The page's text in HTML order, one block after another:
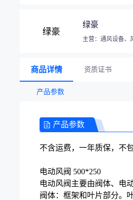
绿豪
主营：通风设备、
商品详情 资质证书
产品参数
产品参数
不含运费，一年质保，不
电动风阀 500*250
电动风阀主要由阀体、电
阀体：框架和叶片部分。